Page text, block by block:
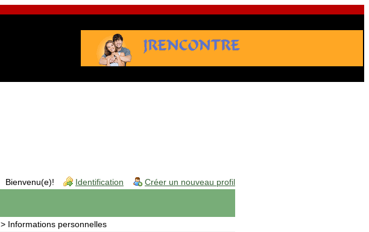
Bienvenu(e)! Identification Créer un nouveau profil
> Informations personnelles